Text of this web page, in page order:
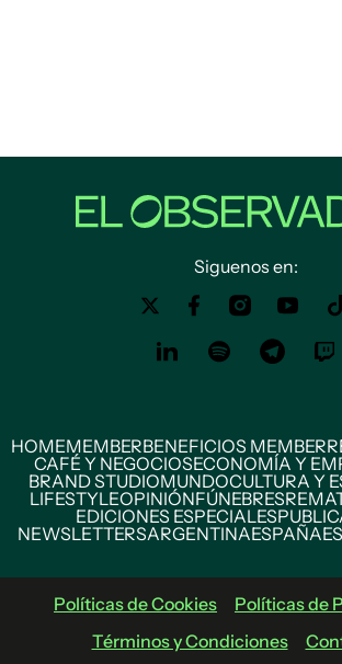
Siguenos en:
HOMEMEMBERBENEFICIOS MEMBER
CAFÉ Y NEGOCIOSECONOMÍA Y
BRAND STUDIOMUNDOCULTURA Y
LIFESTYLEOPINIÓNFÚNEBRES
EDICIONES ESPECIALES
NEWSLETTERSARGENTINAESPAÑA
Políticas de Cookies
Políticas de
Términos y Condiciones